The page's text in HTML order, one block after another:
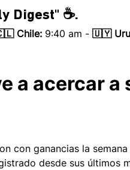
Digest" ☕.
Chile: 9:40 am - 🇺🇾
a acercar a
con ganancias la semana
desde sus últimos